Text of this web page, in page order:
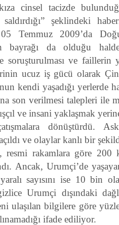
cinsel tacizde
şeklindeki
05 Temmuz 2009’da
bayrağı da olduğu
soruşturulması ve faillerin
ucuz iş gücü olarak
kendi yaşadığı yerlerde
son verilmesi talepleri ile
ve insani yaklaşmak
dönüştürdü.
ve olaylar kanlı bir
resmi rakamlara göre
Ancak, Urumçi’de
sayısını ise 10 bin
Urumçi dışındaki
ulaşılan bilgilere göre
ifade ediliyor.